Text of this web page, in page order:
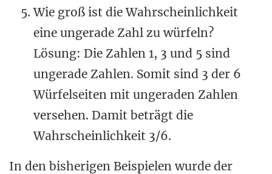
Wie groß ist die Wahrscheinlichkeit
eine ungerade Zahl zu würfeln?
Lösung: Die Zahlen 1, 3 und 5 sind
ungerade Zahlen. Somit sind 3 der 6
Würfelseiten mit ungeraden Zahlen
versehen. Damit beträgt die
Wahrscheinlichkeit 3/6.
In den bisherigen Beispielen wurde der